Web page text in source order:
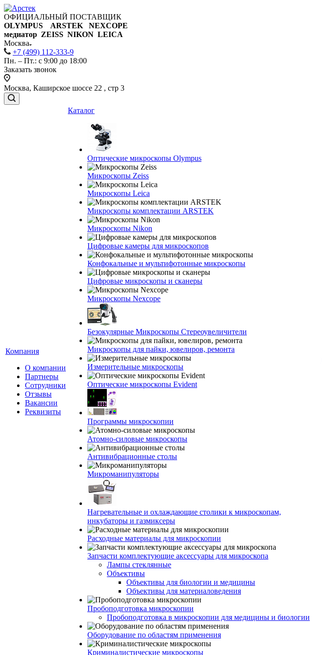
ОФИЦИАЛЬНЫЙ ПОСТАВЩИК
OLYMPUS ARSTEK NEXCOPE
медиатор ZEISS NIKON LEICA
Москва
+7 (499) 112-333-9
Пн. – Пт.: с 9:00 до 18:00
Заказать звонок
Москва, Каширское шоссе 22 , стр 3
Компания
О компании
Партнеры
Сотрудники
Отзывы
Вакансии
Реквизиты
Каталог
Оптические микроскопы Olympus
Микроскопы Zeiss
Микроскопы Leica
Микроскопы комплектации ARSTEK
Микроскопы Nikon
Цифровые камеры для микроскопов
Конфокальные и мультифотонные микроскопы
Цифровые микроскопы и сканеры
Микроскопы Nexcope
Безокулярные Микроскопы Стереоувеличители
Микроскопы для пайки, ювелиров, ремонта
Измерительные микроскопы
Оптические микроскопы Evident
Программы микроскопии
Атомно-силовые микроскопы
Антивибрационные столы
Микроманипуляторы
Нагревательные и охлаждающие столики к микроскопам,
инкубаторы и газмиксеры
Расходные материалы для микроскопии
Запчасти комплектующие аксессуары для микроскопа
Лампы стеклянные
Объективы
Объективы для биологии и медицины
Объективы для материаловедения
Пробоподготовка микроскопии
Пробоподготовка в микроскопии для медицины и биологии
Оборудование по областям применения
Криминалистические микроскопы